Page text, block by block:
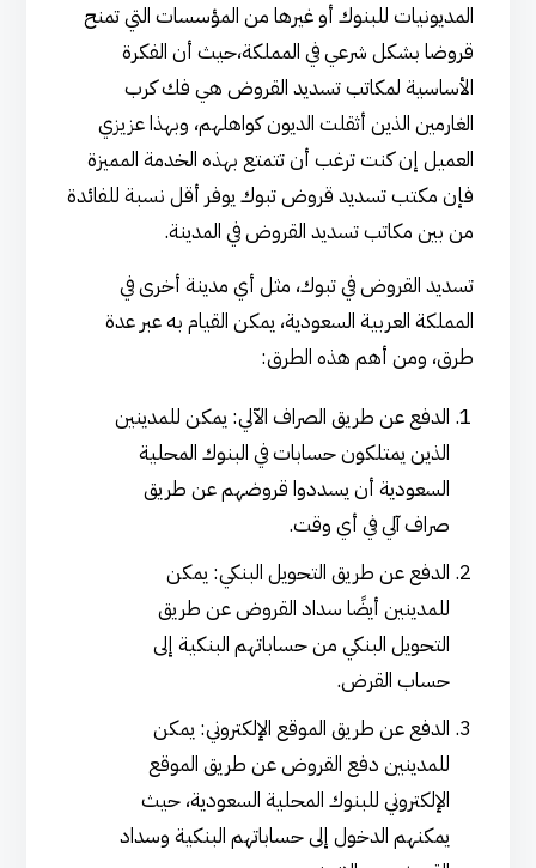
المديونيات للبنوك أو غيرها من المؤسسات التي تمنح
قروضا بشكل شرعي في المملكة،حيث أن الفكرة
الأساسية لمكاتب تسديد القروض هي فك كرب
الغارمين الذين أثقلت الديون كواهلهم، وبهذا عزيزي
العميل إن كنت ترغب أن تتمتع بهذه الخدمة المميزة
فإن مكتب تسديد قروض تبوك يوفر أقل نسبة للفائدة
من بين مكاتب تسديد القروض في المدينة.
تسديد القروض في تبوك، مثل أي مدينة أخرى في
المملكة العربية السعودية، يمكن القيام به عبر عدة
طرق، ومن أهم هذه الطرق:
الدفع عن طريق الصراف الآلي: يمكن للمدينين
الذين يمتلكون حسابات في البنوك المحلية
السعودية أن يسددوا قروضهم عن طريق
صراف آلي في أي وقت.
الدفع عن طريق التحويل البنكي: يمكن
للمدينين أيضًا سداد القروض عن طريق
التحويل البنكي من حساباتهم البنكية إلى
حساب القرض.
الدفع عن طريق الموقع الإلكتروني: يمكن
للمدينين دفع القروض عن طريق الموقع
الإلكتروني للبنوك المحلية السعودية، حيث
يمكنهم الدخول إلى حساباتهم البنكية وسداد